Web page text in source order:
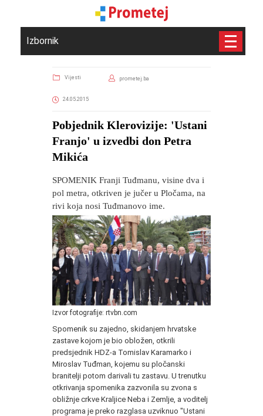
Izbornik
Vijesti prometej.ba
24.05.2015
Pobjednik Klerovizije: 'Ustani
Franjo' u izvedbi don Petra
Mikića
​SPOMENIK Franji Tuđmanu, visine dva i
pol metra, otkriven je jučer u Pločama, na
rivi koja nosi Tuđmanovo ime.
Izvor fotografije: rtvbn.com
Spomenik su zajedno, skidanjem hrvatske
zastave kojom je bio obložen, otkrili
predsjednik HDZ-a Tomislav Karamarko i
Miroslav Tuđman, kojemu su pločanski
branitelji potom darivali tu zastavu. U trenutku
otkrivanja spomenika zazvonila su zvona s
obližnje crkve Kraljice Neba i Zemlje, a voditelj
programa je preko razglasa uzviknuo "Ustani